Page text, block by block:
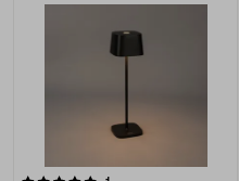
4.0 av 5 stjärnor